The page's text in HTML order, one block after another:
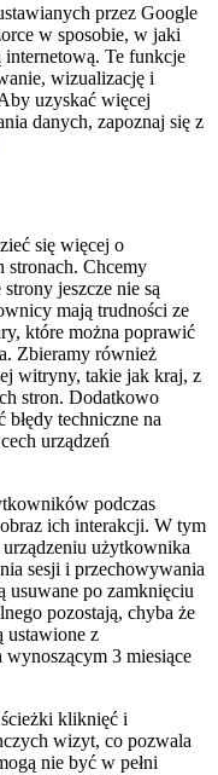
przez Google
w sposobie, w jaki
internetową. Te funkcje
wizualizację i
uzyskać więcej
danych, zapoznaj się z
się więcej o
stronach. Chcemy
jeszcze nie są
mają trudności ze
które można poprawić
Zbieramy również
witryny, takie jak kraj, z
stron. Dodatkowo
techniczne na
urządzeń
podczas
ich interakcji. W tym
użytkownika
sesji i przechowywania
usuwane po zamknięciu
pozostają, chyba że
ustawione z
3 miesiące
kliknięć i
wizyt, co pozwala
nie być w pełni